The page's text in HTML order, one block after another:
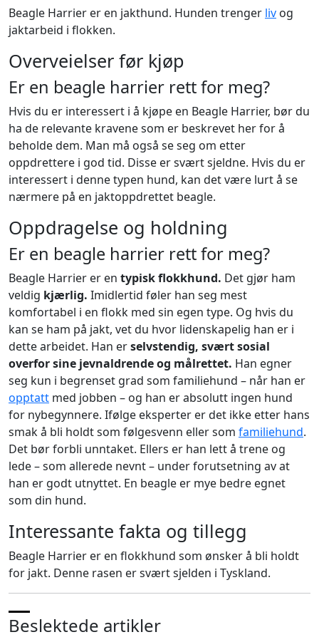
Beagle Harrier er en jakthund. Hunden trenger liv og
jaktarbeid i flokken.
Overveielser før kjøp
Er en beagle harrier rett for meg?
Hvis du er interessert i å kjøpe en Beagle Harrier, bør du
ha de relevante kravene som er beskrevet her for å
beholde dem. Man må også se seg om etter
oppdrettere i god tid. Disse er svært sjeldne. Hvis du er
interessert i denne typen hund, kan det være lurt å se
nærmere på en jaktoppdrettet beagle.
Oppdragelse og holdning
Er en beagle harrier rett for meg?
Beagle Harrier er en typisk flokkhund. Det gjør ham
veldig kjærlig. Imidlertid føler han seg mest
komfortabel i en flokk med sin egen type. Og hvis du
kan se ham på jakt, vet du hvor lidenskapelig han er i
dette arbeidet. Han erselvstendig, svært sosial
overfor sine jevnaldrende og målrettet. Han egner
seg kun i begrenset grad som familiehund – når han er
opptatt med jobben – og han er absolutt ingen hund
for nybegynnere. Ifølge eksperter er det ikke etter hans
smak å bli holdt som følgesvenn eller som familiehund.
Det bør forbli unntaket. Ellers er han lett å trene og
lede – som allerede nevnt – under forutsetning av at
han er godt utnyttet. En beagle er mye bedre egnet
som din hund.
Interessante fakta og tillegg
Beagle Harrier er en flokkhund som ønsker å bli holdt
for jakt. Denne rasen er svært sjelden i Tyskland.
Beslektede artikler